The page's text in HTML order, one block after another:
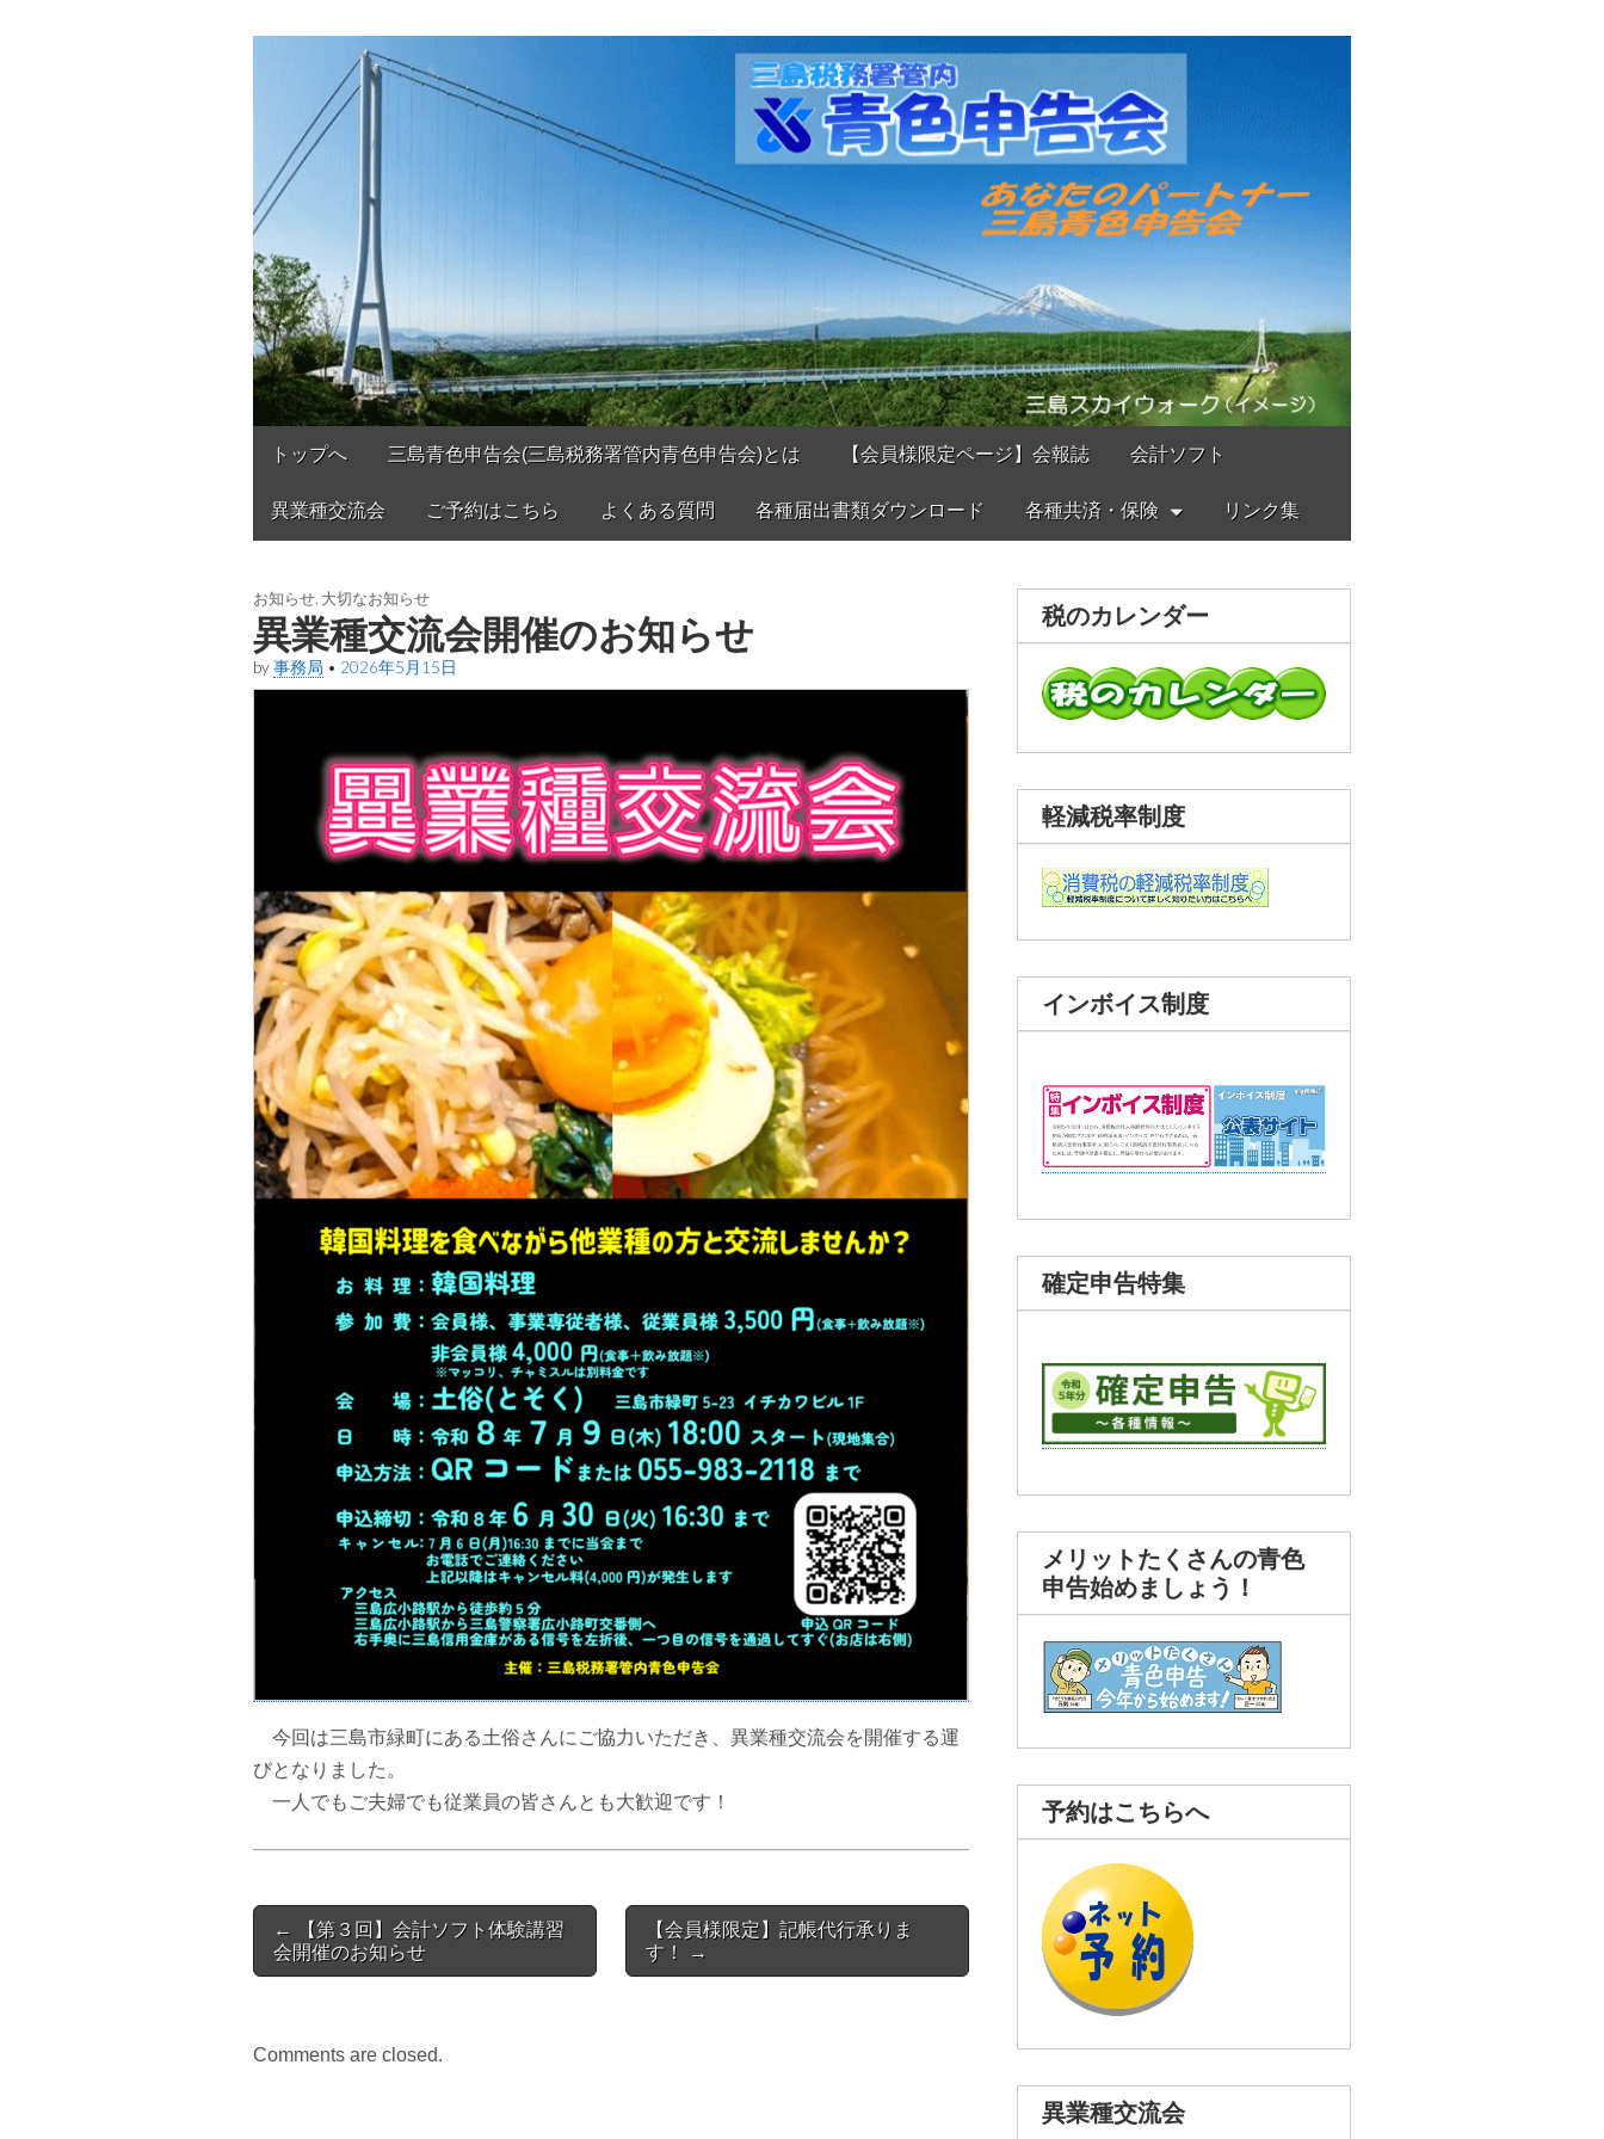
Main
content
トップへ 三島青色申告会(三島税務署管内青色申告会)とは 【会員様限定ページ】会報誌 会計ソフト
異業種交流会 ご予約はこちら よくある質問 各種届出書類ダウンロード 各種共済・保険 リンク集
お知らせ 大切なお知らせ
異業種交流会開催のお知らせ
by事務局 • 2026年5月15日
今回は三島市緑町にある土俗さんにご協力いただき、異業種交流会を開催する運
びとなりました。
一人でもご夫婦でも従業員の皆さんとも大歓迎です！
Post
navigation
← 【第３回】会計ソフト体験講習
会開催のお知らせ
【会員様限定】記帳代行承りま
す！ →
Comments are closed.
税のカレンダー
軽減税率制度
インボイス制度
確定申告特集
メリットたくさんの青色
申告始めましょう！
予約はこちらへ
異業種交流会